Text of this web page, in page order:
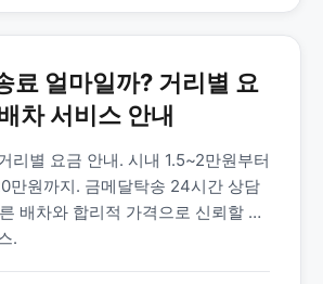
료 얼마일까? 거리별 요
차 서비스 안내
리별 요금 안내. 시내 1.5~2만원부터
만원까지. 금메달탁송 24시간 상담
배차와 합리적 가격으로 신뢰할 수
.